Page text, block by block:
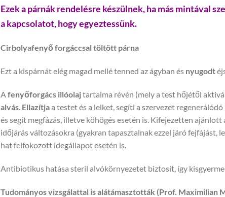
Ezek a párnák rendelésre készülnek, ha más mintával
a kapcsolatot, hogy egyeztessünk.
Cirbolyafenyő forgáccsal töltött párna
Ezt a kispárnát elég magad mellé tenned az ágyban és nyugodt
Afenyőforgács illóolajtartalma révén (mely a test hőjétől
alvás. Ellazítjaa testet és a lelket, segíti a szervezet
és segít megfázás, illetve köhögés esetén is. Kifejezetten ajánlott
időjárás változásokra (gyakran tapasztalnak ezzel járó fejfájást,
hat felfokozott idegállapot esetén is.
Antibiotikus hatása steril alvókörnyezetet biztosít, így
Tudományos vizsgálattal is alátámasztották (Prof. Maximilian